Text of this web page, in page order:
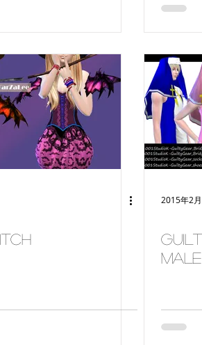
2015年2